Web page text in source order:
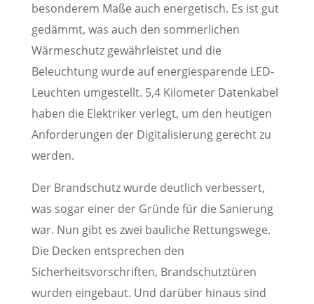
besonderem Maße auch energetisch. Es ist gut
gedämmt, was auch den sommerlichen
Wärmeschutz gewährleistet und die
Beleuchtung wurde auf energiesparende LED-
Leuchten umgestellt. 5,4 Kilometer Datenkabel
haben die Elektriker verlegt, um den heutigen
Anforderungen der Digitalisierung gerecht zu
werden.
Der Brandschutz wurde deutlich verbessert,
was sogar einer der Gründe für die Sanierung
war. Nun gibt es zwei bauliche Rettungswege.
Die Decken entsprechen den
Sicherheitsvorschriften, Brandschutztüren
wurden eingebaut. Und darüber hinaus sind